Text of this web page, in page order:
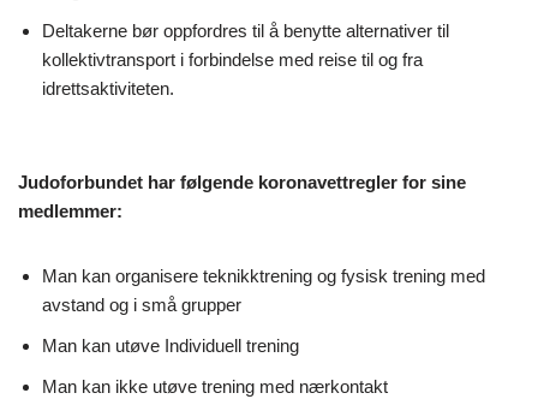
Deltakerne bør oppfordres til å benytte alternativer til
kollektivtransport i forbindelse med reise til og fra
idrettsaktiviteten.
Judoforbundet har følgende koronavettregler for sine
medlemmer:
Man kan organisere teknikktrening og fysisk trening med
avstand og i små grupper
Man kan utøve Individuell trening
Man kan ikke utøve trening med nærkontakt